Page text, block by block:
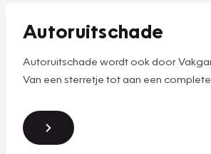
Autoruitschade
Autoruitschade wordt ook door
Van een sterretje tot aan een complete